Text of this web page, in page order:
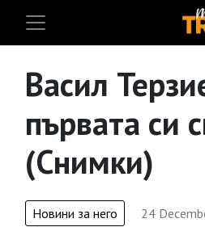
Васил
първата си
(Снимки)
Новини за него
24